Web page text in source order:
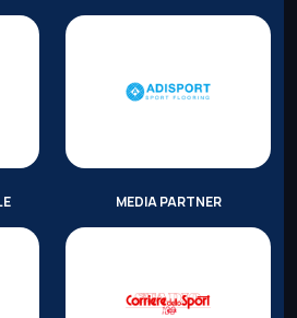
MEDIA PARTNER